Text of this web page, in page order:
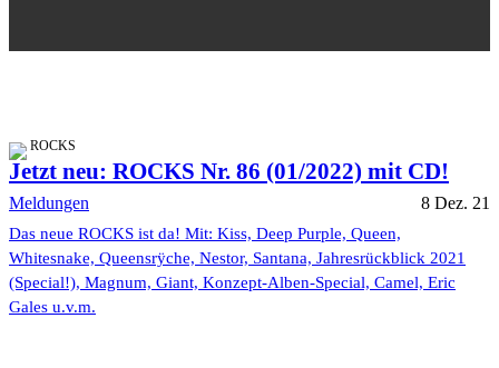
ROCKS
Jetzt neu: ROCKS Nr. 86 (01/2022) mit CD!
Meldungen 8 Dez. 21
Das neue ROCKS ist da! Mit: Kiss, Deep Purple, Queen,
Whitesnake, Queensrÿche, Nestor, Santana, Jahresrückblick 2021
(Special!), Magnum, Giant, Konzept-Alben-Special, Camel, Eric
Gales u.v.m.